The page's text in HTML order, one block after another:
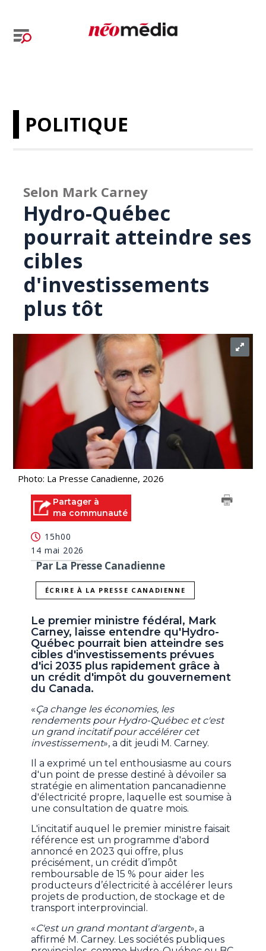
POLITIQUE
Selon Mark Carney
Hydro-Québec
pourrait atteindre ses
cibles
d'investissements
plus tôt
Photo: La Presse Canadienne, 2026
Partager à
ma communauté
15h00
14 mai 2026
Par La Presse Canadienne
ÉCRIRE À LA PRESSE CANADIENNE
Le premier ministre fédéral, Mark
Carney, laisse entendre qu'Hydro-
Québec pourrait bien atteindre ses
cibles d'investissements prévues
d'ici 2035 plus rapidement grâce à
un crédit d'impôt du gouvernement
du Canada.
«Ça change les économies, les
rendements pour Hydro-Québec et c'est
un grand incitatif pour accélérer cet
investissement», a dit jeudi M. Carney.
Il a exprimé un tel enthousiasme au cours
d'un point de presse destiné à dévoiler sa
stratégie en alimentation pancanadienne
d'électricité propre, laquelle est soumise à
une consultation de quatre mois.
L'incitatif auquel le premier ministre faisait
référence est un programme d'abord
annoncé en 2023 qui offre, plus
précisément, un crédit d’impôt
remboursable de 15 % pour aider les
producteurs d’électricité à accélérer leurs
projets de production, de stockage et de
transport interprovincial.
«C'est un grand montant d'argent», a
affirmé M. Carney. Les sociétés publiques